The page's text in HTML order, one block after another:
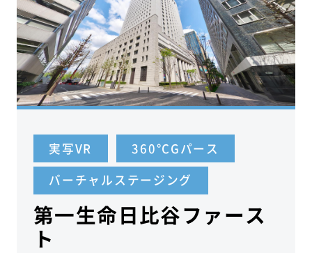
実写VR
360°CGパース
バーチャルステージング
第一生命日比谷ファース
ト